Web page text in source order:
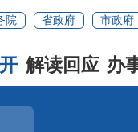
院 省政府 市政府
解读回应 办